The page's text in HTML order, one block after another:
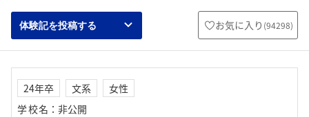
体験記を投稿する お気に入り (94298)
24年卒 文系
女性
学校名 ： 非公開